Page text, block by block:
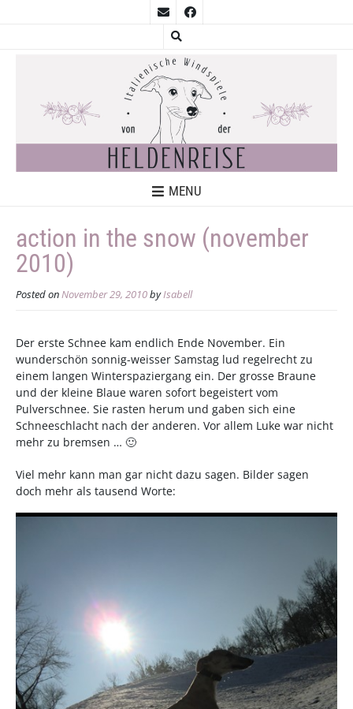
MENU
action in the snow (november
2010)
Posted onNovember 29, 2010byIsabell
Der erste Schnee kam endlich Ende November. Ein
wunderschön sonnig-weisser Samstag lud regelrecht zu
einem langen Winterspaziergang ein. Der grosse Braune
und der kleine Blaue waren sofort begeistert vom
Pulverschnee. Sie rasten herum und gaben sich eine
Schneeschlacht nach der anderen. Vor allem Luke war nicht
mehr zu bremsen … 🙂
Viel mehr kann man gar nicht dazu sagen. Bilder sagen
doch mehr als tausend Worte: